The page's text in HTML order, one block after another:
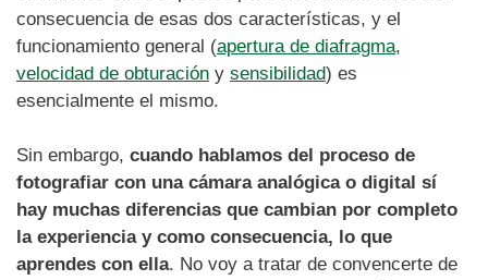
consecuencia de esas dos características, y el
funcionamiento general (apertura de diafragma,
velocidad de obturación y sensibilidad) es
esencialmente el mismo.
Sin embargo, cuando hablamos del proceso de
fotografiar con una cámara analógica o digital sí
hay muchas diferencias que cambian por completo
la experiencia y como consecuencia, lo que
aprendes con ella. No voy a tratar de convencerte de